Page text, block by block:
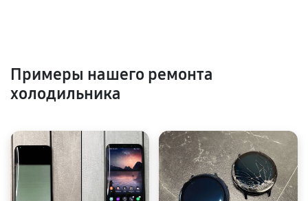
Примеры нашего ремонта
холодильника